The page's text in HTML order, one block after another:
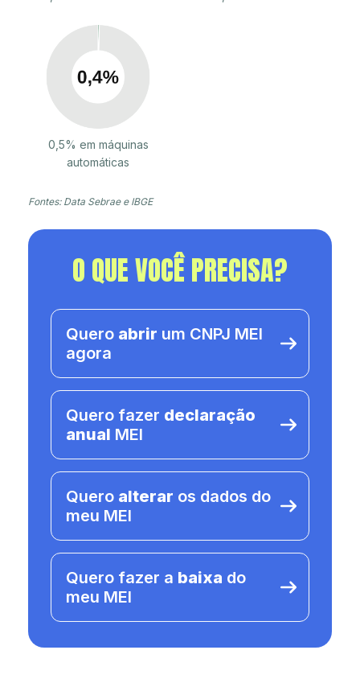
0,5% em máquinas
automáticas
Fontes: Data Sebrae e IBGE
O QUE VOCÊ PRECISA?
Quero abrir um CNPJ MEI
agora
Quero fazer declaração
anual MEI
Quero alterar os dados do
meu MEI
Quero fazer a baixa do
meu MEI